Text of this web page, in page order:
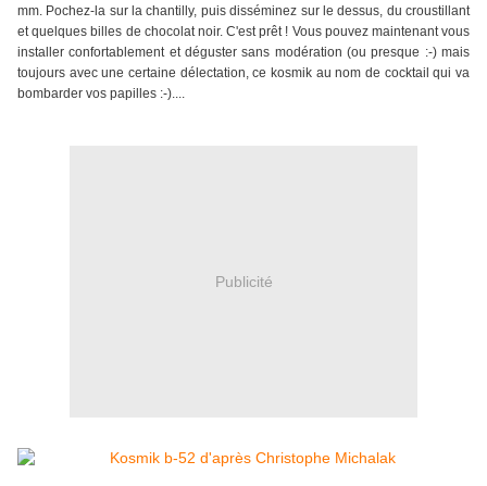
mm. Pochez-la sur la chantilly, puis disséminez sur le dessus, du croustillant
et quelques billes de chocolat noir. C'est prêt ! Vous pouvez maintenant vous
installer confortablement et déguster sans modération (ou presque :-) mais
toujours avec une certaine délectation, ce kosmik au nom de cocktail qui va
bombarder vos papilles :-)....
Publicité